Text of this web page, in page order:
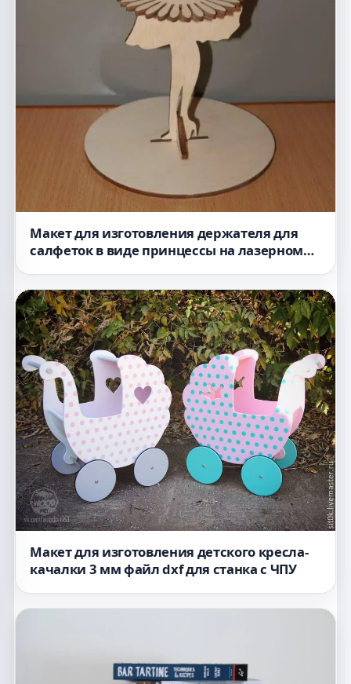
Макет для изготовления держателя для
салфеток в виде принцессы на лазерном
Макет для изготовления детского кресла-
качалки 3 мм файл dxf для станка с ЧПУ